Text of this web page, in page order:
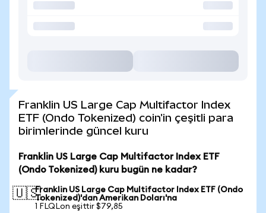
Franklin US Large Cap Multifactor Index
ETF (Ondo Tokenized) coin'in çeşitli para
birimlerinde güncel kuru
Franklin US Large Cap Multifactor Index ETF
(Ondo Tokenized) kuru bugün ne kadar?
🇺🇸Franklin US Large Cap Multifactor Index ETF (Ondo
Tokenized)'dan Amerikan Doları'na
1 FLQLon eşittir $79,85